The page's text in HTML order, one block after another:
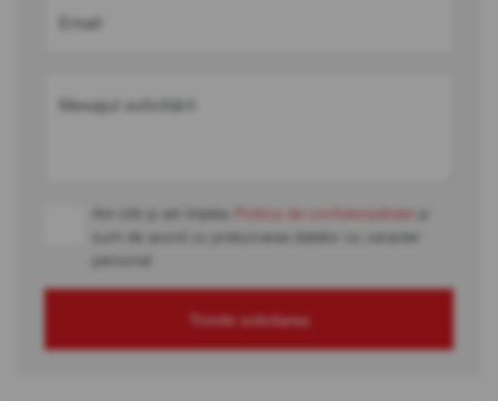
Email
Mesajul solicitării
Am citit și am înțeles Politica de confidențialitate
sunt de acord cu prelucrarea datelor cu caracter
personal
Trimite solicitarea